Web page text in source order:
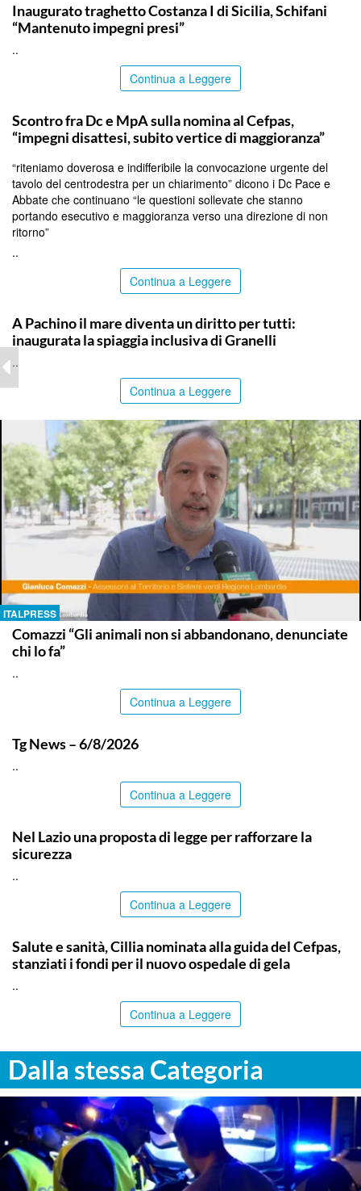
Inaugurato traghetto Costanza I di Sicilia, Schifani
“Mantenuto impegni presi”
..
Continua a Leggere
Scontro fra Dc e MpA sulla nomina al Cefpas,
“impegni disattesi, subito vertice di maggioranza”
“riteniamo doverosa e indifferibile la convocazione urgente del
tavolo del centrodestra per un chiarimento” dicono i Dc Pace e
Abbate che continuano “le questioni sollevate che stanno
portando esecutivo e maggioranza verso una direzione di non
ritorno”
..
Continua a Leggere
A Pachino il mare diventa un diritto per tutti:
inaugurata la spiaggia inclusiva di Granelli
..
Continua a Leggere
ITALPRESS
Comazzi “Gli animali non si abbandonano, denunciate
chi lo fa”
..
Continua a Leggere
Tg News – 6/8/2026
..
Continua a Leggere
Nel Lazio una proposta di legge per rafforzare la
sicurezza
..
Continua a Leggere
Salute e sanità, Cillia nominata alla guida del Cefpas,
stanziati i fondi per il nuovo ospedale di gela
..
Continua a Leggere
Dalla stessa Categoria